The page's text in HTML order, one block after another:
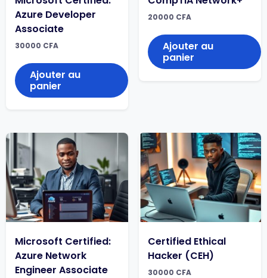
Azure Developer
Associate
30000 CFA
Ajouter au
panier
20000 CFA
Ajouter au
panier
Microsoft Certified:
Azure Network
Engineer Associate
Certified Ethical
Hacker (CEH)
30000 CFA